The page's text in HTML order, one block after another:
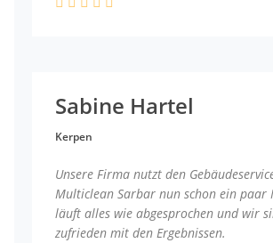
Sabine Hartel
Kerpen
Unsere Firma nutzt den
Multiclean Sarbar nun schon ein paar
läuft alles wie abgesprochen und wir
zufrieden mit den Ergebnissen.